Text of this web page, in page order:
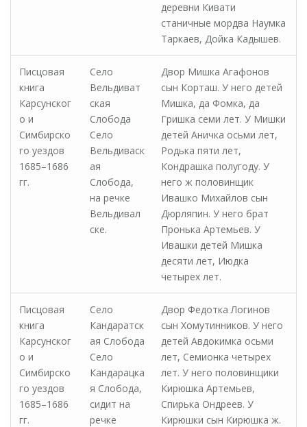
деревни Кивати
станичные мордва Наумка
Таркаев, Дойка Кадышев.
Писцовая
книга
Карсунског
о и
Симбирско
го уездов
1685–1686
гг.
Село
Вельдиват
ская
Слобода
Село
Вельдиваск
ая
Слобода,
на речке
Вельдивал
ске.
Двор Мишка Агафонов
сын Корташ. У него детей
Мишка, да Фомка, да
Гришка семи лет. У Мишки
детей Аничка осьми лет,
Родька пяти лет,
Кондрашка полугоду. У
него ж половинщик
Ивашко Михайлов сын
Дюрляпин. У него брат
Пронька Артемьев. У
Ивашки детей Мишка
десяти лет, Июдка
четырех лет.
Писцовая
книга
Карсунског
о и
Симбирско
го уездов
1685–1686
гг.
Село
Кандаратск
ая Слобода
Село
Кандарацка
я Слобода,
сидит на
речке
Двор Федотка Логинов
сын Хомутинников. У него
детей Авдокимка осьми
лет, Семионка четырех
лет. У него половинщики
Кирюшка Артемьев,
Спирька Ондреев. У
Кирюшки сын Кирюшка ж.